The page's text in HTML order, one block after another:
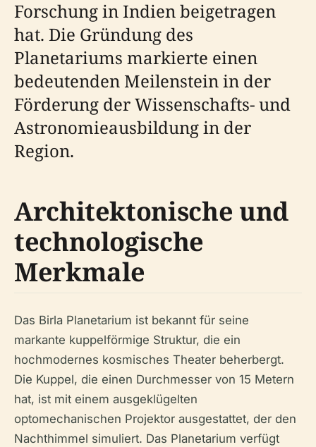
Forschung in Indien beigetragen
hat. Die Gründung des
Planetariums markierte einen
bedeutenden Meilenstein in der
Förderung der Wissenschafts- und
Astronomieausbildung in der
Region.
Architektonische und
technologische
Merkmale
Das Birla Planetarium ist bekannt für seine
markante kuppelförmige Struktur, die ein
hochmodernes kosmisches Theater beherbergt.
Die Kuppel, die einen Durchmesser von 15 Metern
hat, ist mit einem ausgeklügelten
optomechanischen Projektor ausgestattet, der den
Nachthimmel simuliert. Das Planetarium verfügt